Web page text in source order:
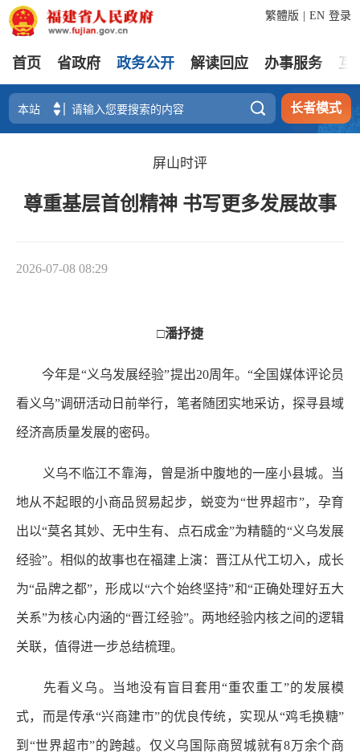
登录
繁體版 EN
首页 省政府 政务公开 解读回应 办事服务 互
 长者模式
屏山时评
尊重基层首创精神 书写更多发展故事
2026-07-08 08:29
□潘抒捷
今年是“义乌发展经验”提出20周年。“全国媒体评论员
看义乌”调研活动日前举行，笔者随团实地采访，探寻县域
经济高质量发展的密码。
义乌不临江不靠海，曾是浙中腹地的一座小县城。当
地从不起眼的小商品贸易起步，蜕变为“世界超市”，孕育
出以“莫名其妙、无中生有、点石成金”为精髓的“义乌发展
经验”。相似的故事也在福建上演：晋江从代工切入，成长
为“品牌之都”，形成以“六个始终坚持”和“正确处理好五大
关系”为核心内涵的“晋江经验”。两地经验内核之间的逻辑
关联，值得进一步总结梳理。
先看义乌。当地没有盲目套用“重农重工”的发展模
式，而是传承“兴商建市”的优良传统，实现从“鸡毛换糖”
到“世界超市”的跨越。仅义乌国际商贸城就有8万余个商